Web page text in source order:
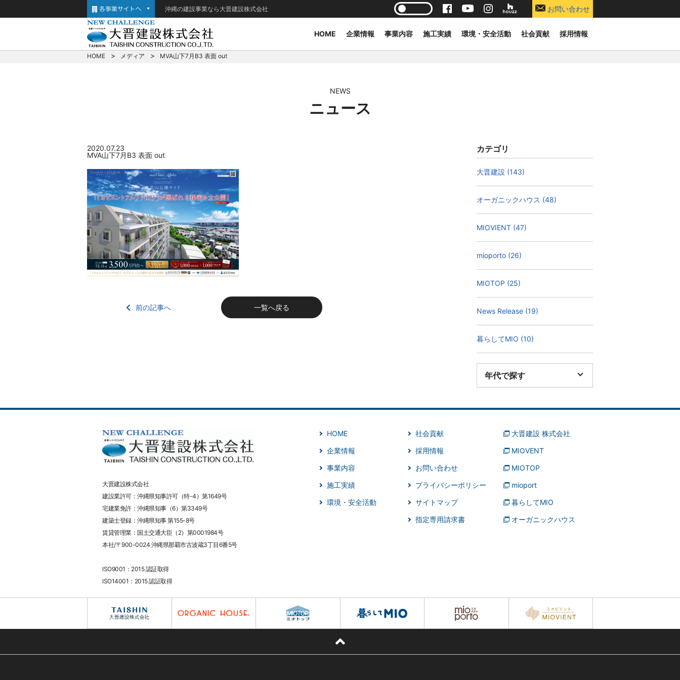
沖縄の建設事業なら大晋建設株式会社 お問い合わせ
HOME 企業情報 事業内容 施工実績 環境・安全活動 社会貢献 採用情報
HOME メディア MVA山下7月B3 表面 out
NEWS
ニュース
2020.07.23
MVA山下7月B3 表面 out
前の記事へ 一覧へ戻る
カテゴリ
大晋建設 (143)
オーガニックハウス (48)
MIOVIENT (47)
mioporto (26)
MIOTOP (25)
News Release (19)
暮らしてMIO (10)
年代で探す
大晋建設株式会社
建設業許可：沖縄県知事許可（特-4）第1649号
宅建業免許：沖縄県知事（6）第3349号
建築士登録：沖縄県知事 第155-8号
賃貸管理業：国土交通大臣（2）第0001984号
本社/〒900-0024 沖縄県那覇市古波蔵3丁目6番5号
ISO9001：2015 認証取得
ISO14001：2015 認証取得
HOME
企業情報
事業内容
施工実績
環境・安全活動
社会貢献
採用情報
お問い合わせ
プライバシーポリシー
サイトマップ
指定専用請求書
大晋建設 株式会社
MIOVENT
MIOTOP
mioport
暮らしてMIO
オーガニックハウス